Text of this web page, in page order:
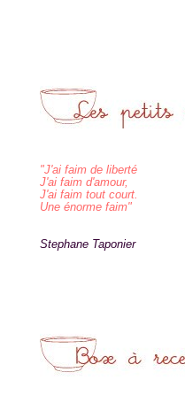
"J'ai faim de liberté
J'ai faim d'amour,
J'ai faim tout court.
Une énorme faim"
Stephane Taponier